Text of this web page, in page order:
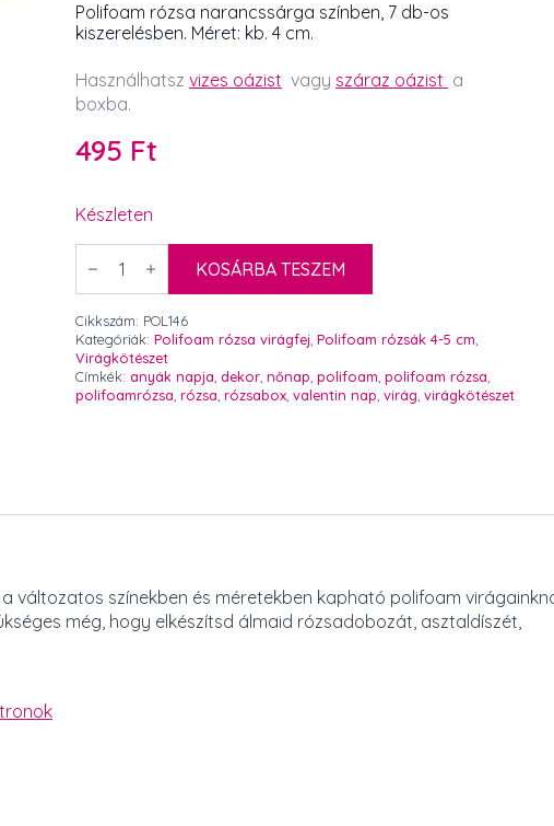
Polifoam rózsa narancssárga színben, 7 db-os
kiszerelésben. Méret: kb. 4 cm.
Használhatsz vizes oázist vagy száraz oázist a
boxba.
495 Ft
Készleten
Polifoam
rózsa
mm
7
db
mennyiség
KOSÁRBA TESZEM
Cikkszám: POL146
Kategóriák: Polifoam rózsa virágfej Polifoam rózsák 4-5 cm
Virágkötészet
Címkék: anyák napja dekor nőnap polifoam polifoam rózsa
polifoamrózsa rózsa rózsabox valentin nap virág virágkötészet
változatos színekben és méretekben kapható polifoam
még, hogy elkészítsd álmaid rózsadobozát, asztaldíszét,